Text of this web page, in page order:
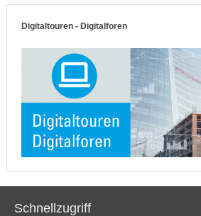
Digitaltouren - Digitalforen
Schnellzugriff